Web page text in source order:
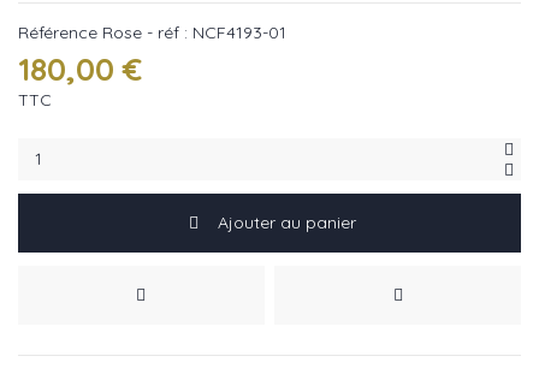
Référence Rose - réf : NCF4193-01
180,00 €
TTC
Ajouter au panier